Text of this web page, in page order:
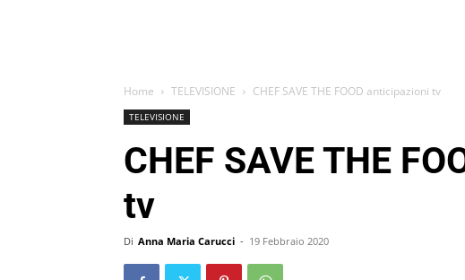
Home TELEVISIONE CHEF SAVE THE FOOD anticipazioni tv
TELEVISIONE
CHEF SAVE THE
tv
Di Anna Maria Carucci - 19 Febbraio 2020